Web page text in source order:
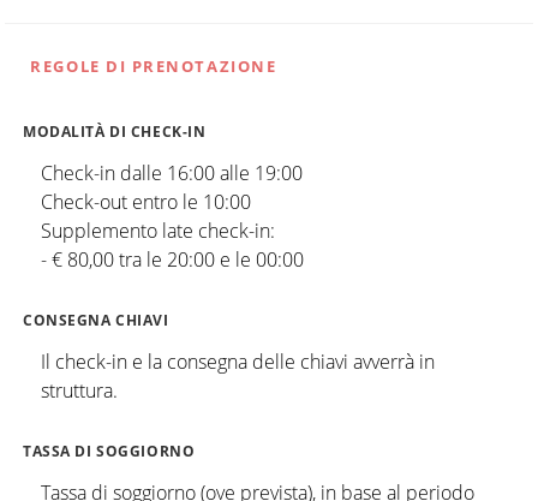
REGOLE DI PRENOTAZIONE
MODALITÀ DI CHECK-IN
Check-in dalle 16:00 alle 19:00
Check-out entro le 10:00
Supplemento late check-in:
- € 80,00 tra le 20:00 e le 00:00
CONSEGNA CHIAVI
Il check-in e la consegna delle chiavi avverrà in
struttura.
TASSA DI SOGGIORNO
Tassa di soggiorno (ove prevista), in base al periodo